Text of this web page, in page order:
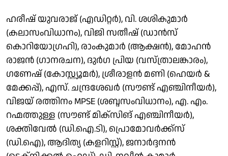
ഹരീഷ് യുവരാജ് (എഡിറ്റർ), വി. ശശികുമാർ
(കലാസംവിധാനം), വിജി സതീഷ് (ഡാൻസ്
കൊറിയോഗ്രഹി), രാംകുമാർ (ആക്ഷൻ), മോഹൻ
രാജൻ (ഗാനരചന), ദുർഗ പ്രിയ (വസ്ത്രാലങ്കാരം),
ഗണേഷ് (കോസ്റ്റ്യൂമർ), ശ്രീരാളൻ മണി (ഹെയർ &
മേക്കപ്പ്), എസ്. ചന്ദ്രശേഖർ (സൗണ്ട് എഞ്ചിനീയർ),
വിജയ് രത്തിനം MPSE (ശബ്ദസംവിധാനം), എ. എം.
റഹ്മത്തുള്ള (സൗണ്ട് മിക്സിങ് എഞ്ചിനീയർ),
ശക്തിവേൽ (ഡി.ഐ.ടി), പ്രൊമോവർക്ക്സ്
(ഡി.ഐ), ആദിത്യ (കളറിസ്റ്റ്), ജനാർദ്ദനൻ